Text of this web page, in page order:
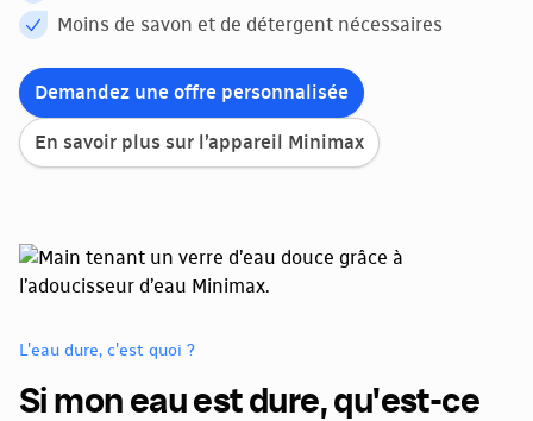
Moins de savon et de détergent nécessaires
Demandez une offre personnalisée
En savoir plus sur l’appareil Minimax
L'eau dure, c'est quoi ?
Si mon eau est dure, qu'est-ce